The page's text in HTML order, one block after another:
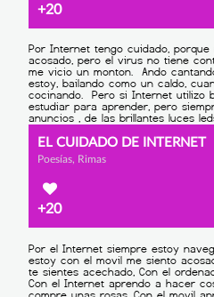
+20
EL CUIDADO DE INTERNET
Poesías, Rimas
+20